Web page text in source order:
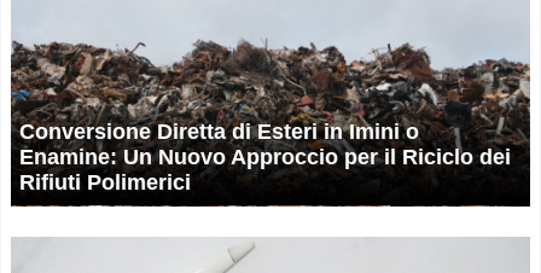
Conversione Diretta di Esteri in Imini o
Enamine: Un Nuovo Approccio per il Riciclo dei
Rifiuti Polimerici